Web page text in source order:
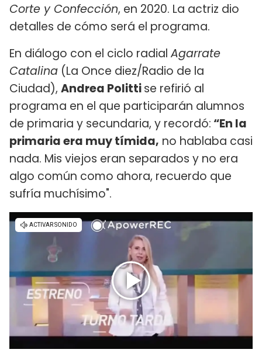
Corte y Confección, en 2020. La actriz dio
detalles de cómo será el programa.
En diálogo con el ciclo radialAgarrate
Catalina (La Once diez/Radio de la
Ciudad), Andrea Polittise refirió al
programa en el que participarán alumnos
de primaria y secundaria, y recordó: “En la
primaria era muy tímida, no hablaba casi
nada. Mis viejos eran separados y no era
algo común como ahora, recuerdo que
sufría muchísimo".